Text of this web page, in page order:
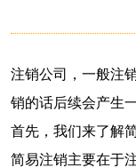
注销公司，一般注
销的话后续会产生
首先，我们来了解
简易注销主要在于